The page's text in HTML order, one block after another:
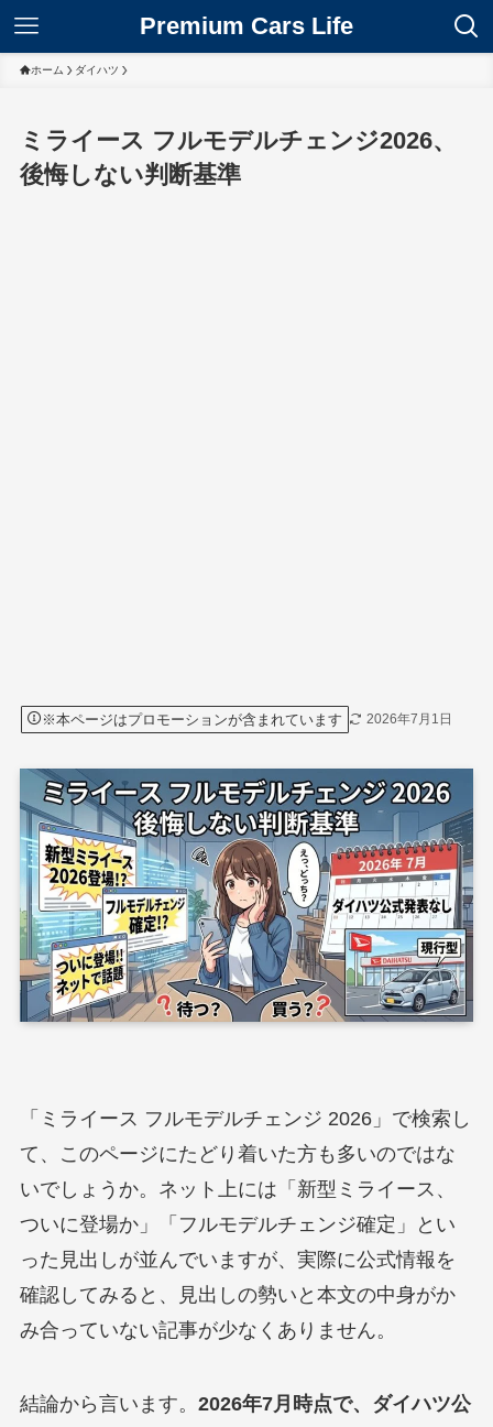
Premium Cars Life
ホーム ダイハツ
ミライース フルモデルチェンジ2026、
後悔しない判断基準
※本ページはプロモーションが含まれています 2026年7月1日
「ミライース フルモデルチェンジ 2026」で検索し
て、このページにたどり着いた方も多いのではな
いでしょうか。ネット上には「新型ミライース、
ついに登場か」「フルモデルチェンジ確定」とい
った見出しが並んでいますが、実際に公式情報を
確認してみると、見出しの勢いと本文の中身がか
み合っていない記事が少なくありません。
結論から言います。 2026年7月時点で、ダイハツ公